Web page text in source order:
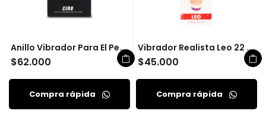
Anillo Vibrador Para El Pene Ciro Camtoyz
$62.000
Compra rápida
Vibrador Realista Leo 22 Cm
$45.000
Compra rápida